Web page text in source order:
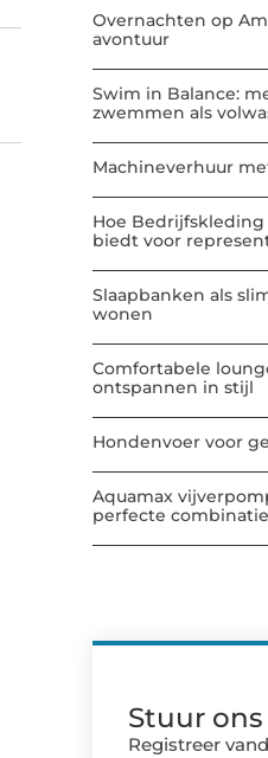
Overnachten op
avontuur
Swim in Balance:
zwemmen als
Machineverhuur
Hoe
biedt voor
Slaapbanken als
wonen
Comfortabele
ontspannen in stijl
Hondenvoer voor
Aquamax
perfecte
Stuur
Registreer